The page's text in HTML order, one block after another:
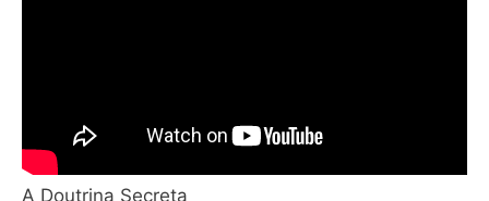
A Doutrina Secreta